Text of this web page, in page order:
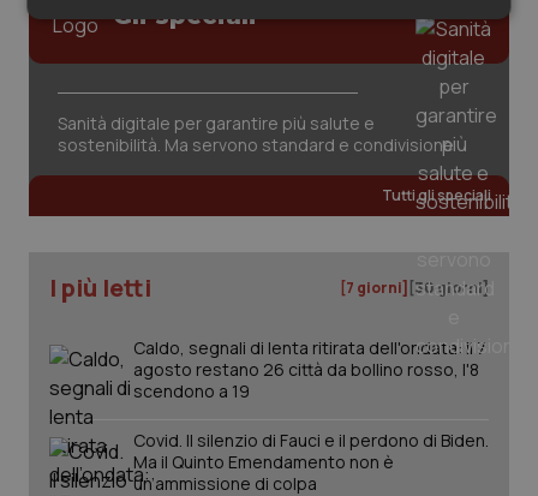
Sicilia
Umbria
Neuroscienze & patologie neurodegenerative
Oftalmologia
Psoriasi & pelle
Quotidiano Cardiologia
Gli speciali
Sanità digitale per garantire più salute e
sostenibilità. Ma servono standard e condivisione
Tutti gli speciali
I più letti [7 giorni] [30 giorni]
Caldo, segnali di lenta ritirata dell'ondata: il 7
agosto restano 26 città da bollino rosso, l'8
scendono a 19
Covid. Il silenzio di Fauci e il perdono di Biden.
Ma il Quinto Emendamento non è
un’ammissione di colpa
Necessari Statistici Marketing
Marketing
protette del sito. Il sito web non è in grado di
Nome
Fornitore/Dominio
VISITOR_PRIVACY_METADATA